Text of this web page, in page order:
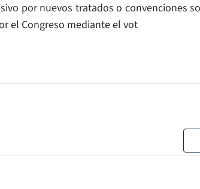
por nuevos tratados o convenciones
el Congreso mediante el vot